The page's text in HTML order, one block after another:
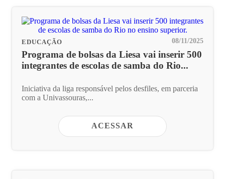
EDUCAÇÃO 08/11/2025
Programa de bolsas da Liesa vai inserir 500
integrantes de escolas de samba do Rio...
Iniciativa da liga responsável pelos desfiles, em parceria
com a Univassouras,...
ACESSAR